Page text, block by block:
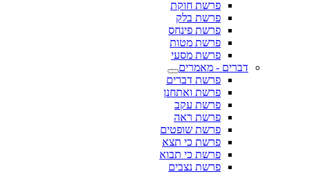
פרשת חוקת
פרשת בלק
פרשת פינחס
פרשת מטות
פרשת מסעי
דברים - מאמרים
פרשת דברים
פרשת ואתחנן
פרשת עקב
פרשת ראה
פרשת שופטים
פרשת כי תצא
פרשת כי תבוא
פרשת נצבים